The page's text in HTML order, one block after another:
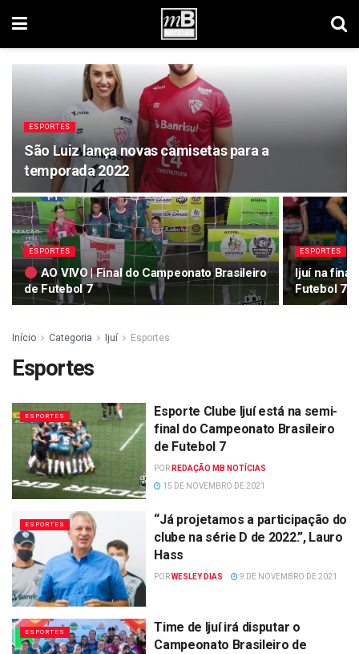
ESPORTES
São Luiz lança novas camisetas para a
temporada 2022
ESPORTES
AO VIVO | Final do Campeonato Brasileiro
de Futebol 7
ESPORTES
Ijuí na final
Futebol 7
Início Categoria Ijuí Esportes
Esportes
ESPORTES
Esporte Clube Ijuí está na semi-
final do Campeonato Brasileiro
de Futebol 7
POR REDAÇÃO MB NOTÍCIAS
15 DE NOVEMBRO DE 2021
ESPORTES
“Já projetamos a participação do
clube na série D de 2022.”, Lauro
Hass
PORWESLEY DIAS 9 DE NOVEMBRO DE 2021
ESPORTES
Time de Ijuí irá disputar o
Campeonato Brasileiro de